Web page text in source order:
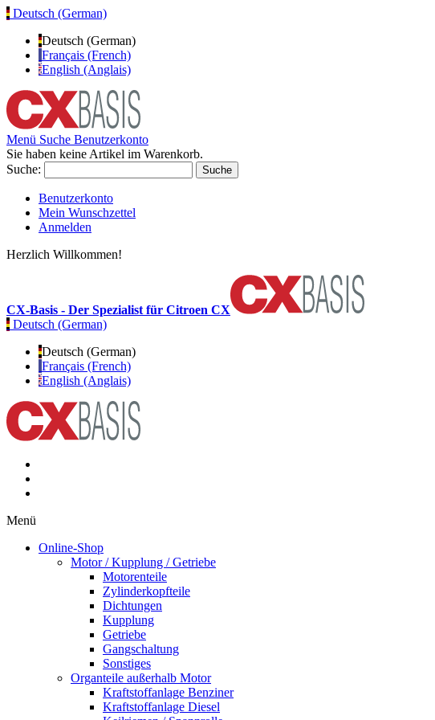
Deutsch (German)
Deutsch (German)
Français (French)
English (Anglais)
Menü Suche Benutzerkonto
Sie haben keine Artikel im Warenkorb.
Suche:
Suche
Benutzerkonto
Mein Wunschzettel
Anmelden
Herzlich Willkommen!
CX-Basis - Der Spezialist für Citroen CX
Deutsch (German)
Deutsch (German)
Français (French)
English (Anglais)
Menü
Online-Shop
Motor / Kupplung / Getriebe
Motorenteile
Zylinderkopfteile
Dichtungen
Kupplung
Getriebe
Gangschaltung
Sonstiges
Organteile außerhalb Motor
Kraftstoffanlage Benziner
Kraftstoffanlage Diesel